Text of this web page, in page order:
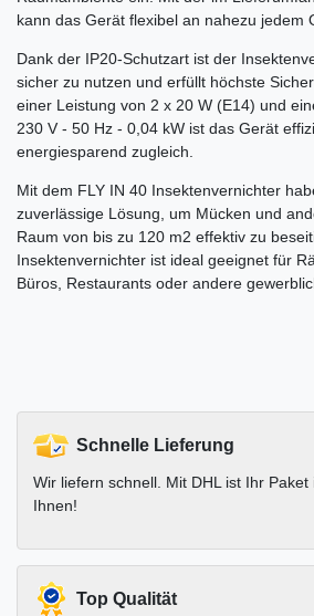
kann das Gerät flexibel an nahezu jedem
Dank der IP20-Schutzart ist der
sicher zu nutzen und erfüllt höchste
einer Leistung von 2 x 20 W (E14) und
230 V - 50 Hz - 0,04 kW ist das Gerät
energiesparend zugleich.
Mit dem FLY IN 40 Insektenvernichter
zuverlässige Lösung, um Mücken und
Raum von bis zu 120 m2 effektiv zu
Insektenvernichter ist ideal geeignet für
Büros, Restaurants oder andere
Schnelle Lieferung
Wir liefern schnell. Mit DHL ist Ihr
Ihnen!
Top Qualität